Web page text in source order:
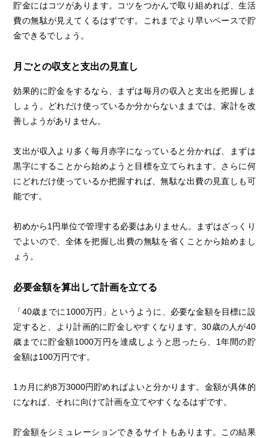
貯金にはコツがあります。コツをつかんで取り組めれば、生活
費の無駄が見えてくるはずです。これまでより早いペースで貯
金できるでしょう。
月ごとの収支と支出の見直し
効果的に貯金をするなら、まずは毎月の収入と支出を把握しま
しょう。どれだけ使っているか分からないままでは、家計を改
善しようがありません。
支出が収入より多く毎月赤字になっていると分かれば、まずは
黒字にすることから始めようと目標を立てられます。さらに何
にどれだけ使っているか把握すれば、無駄な出費の見直しも可
能です。
初めから1円単位で管理する必要はありません。まずはざっくり
でよいので、全体を把握し出費の無駄を省くことから始めまし
ょう。
必要金額を算出して計画を立てる
「40歳までに1000万円」というように、必要な金額を目標に設
定すると、より計画的に貯金しやすくなります。30歳の人が40
歳までに貯金額1000万円を達成しようと思ったら、1年間の貯
金額は100万円です。
1カ月に約8万3000円貯めればよいと分かります。金額が具体的
になれば、それに向けて計画を立てやすくなるはずです。
貯金額をシミュレーションできるサイトもあります。この結果